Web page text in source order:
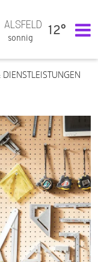
ALSFELD
sonnig
12°
DIENSTLEISTUNGEN